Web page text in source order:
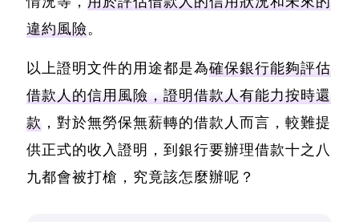
違約風險。
以上證明文件的用途都是為確保銀行能夠評估
借款人的信用風險，證明借款人有能力按時還
款 ，對於無勞保無薪轉的借款人而言，較難提
供正式的收入證明，到銀行要辦理借款十之八
九都會被打槍，究竟該怎麼辦呢？